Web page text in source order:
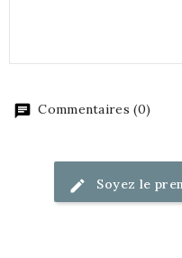
Commentaires (0)
Soyez le